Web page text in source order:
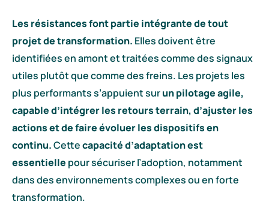
Les résistances font partie intégrante de tout
projet de transformation. Elles doivent être
identifiées en amont et traitées comme des signaux
utiles plutôt que comme des freins. Les projets les
plus performants s’appuient surun pilotage agile,
capable d’intégrer les retours terrain, d’ajuster les
actions et de faire évoluer les dispositifs en
continu.Cettecapacité d’adaptation est
essentielle pour sécuriser l’adoption, notamment
dans des environnements complexes ou en forte
transformation.